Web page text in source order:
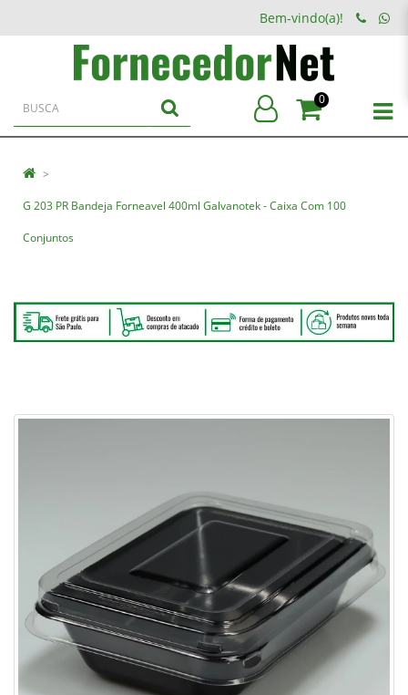
Bem-vindo(a)!
0
G 203 PR Bandeja Forneavel 400ml Galvanotek - Caixa Com 100
Conjuntos